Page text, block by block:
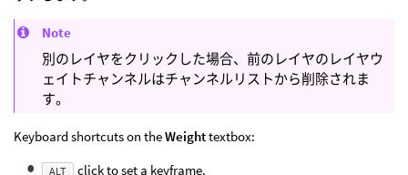
Note
別のレイヤをクリックした場合、前のレイヤのレイヤウ
ェイトチャンネルはチャンネルリストから削除されま
す。
Keyboard shortcuts on theWeighttextbox:
ALT click to set a keyframe.